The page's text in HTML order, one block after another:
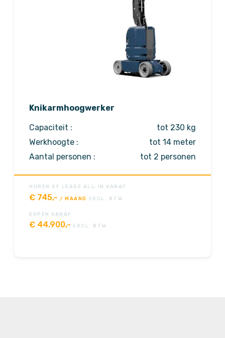
Knikarmhoogwerker
Capaciteit :
tot 230 kg
Werkhoogte :
tot 14 meter
Aantal personen :
tot 2 personen
HUREN OF LEASE ALL-IN VANAF
€ 745,- / MAAND EXCL. BTW
KOPEN VANAF
€ 44.900,- EXCL. BTW